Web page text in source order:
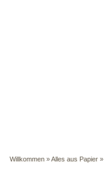
Willkommen »Alles aus Papier »